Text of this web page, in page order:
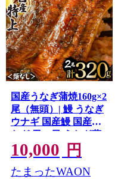
国産うなぎ蒲焼160g×2
尾（無頭）| 鰻 うなぎ
ウナギ 国産鰻 国産う
なぎ 丑の日 うなぎ蒲
焼 蒲焼 鰻蒲焼き 蒲焼
き かばやき 特上 うな
重 ひつまぶし タレ う
10,000 円
たまったWAON